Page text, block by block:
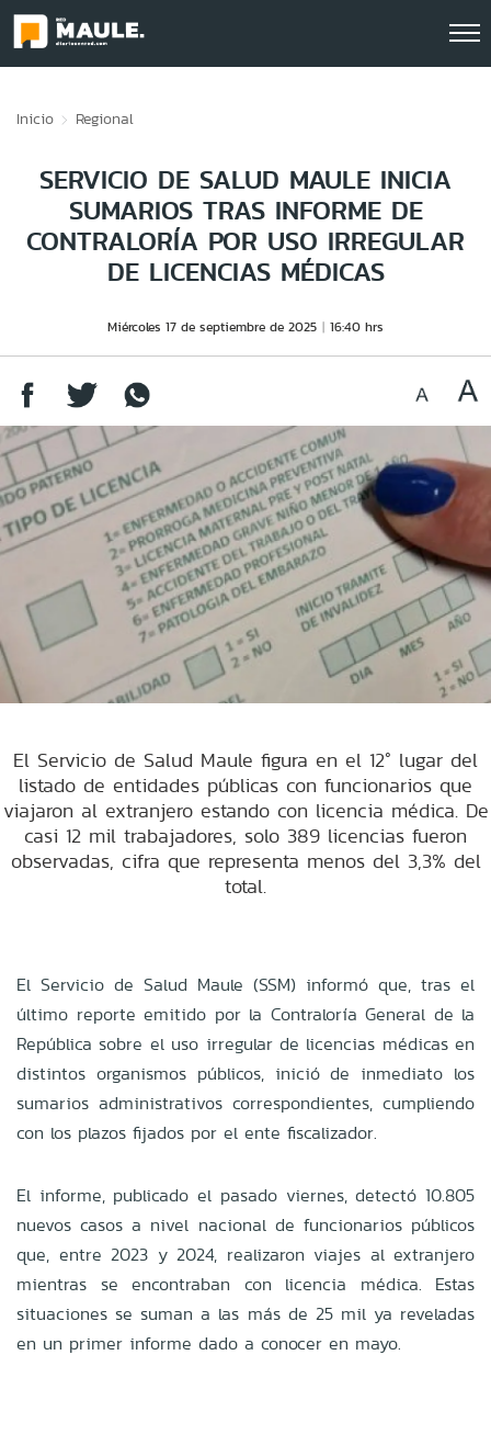
Inicio Regional
SERVICIO DE SALUD MAULE INICIA
SUMARIOS TRAS INFORME DE
CONTRALORÍA POR USO IRREGULAR
DE LICENCIAS MÉDICAS
Miércoles 17 de septiembre de 2025 16:40 hrs
El Servicio de Salud Maule figura en el 12° lugar del
listado de entidades públicas con funcionarios que
viajaron al extranjero estando con licencia médica. De
casi 12 mil trabajadores, solo 389 licencias fueron
observadas, cifra que representa menos del 3,3% del
total.
El Servicio de Salud Maule (SSM) informó que, tras el
último reporte emitido por la Contraloría General de la
República sobre el uso irregular de licencias médicas en
distintos organismos públicos, inició de inmediato los
sumarios administrativos correspondientes, cumpliendo
con los plazos fijados por el ente fiscalizador.
El informe, publicado el pasado viernes, detectó 10.805
nuevos casos a nivel nacional de funcionarios públicos
que, entre 2023 y 2024, realizaron viajes al extranjero
mientras se encontraban con licencia médica. Estas
situaciones se suman a las más de 25 mil ya reveladas
en un primer informe dado a conocer en mayo.